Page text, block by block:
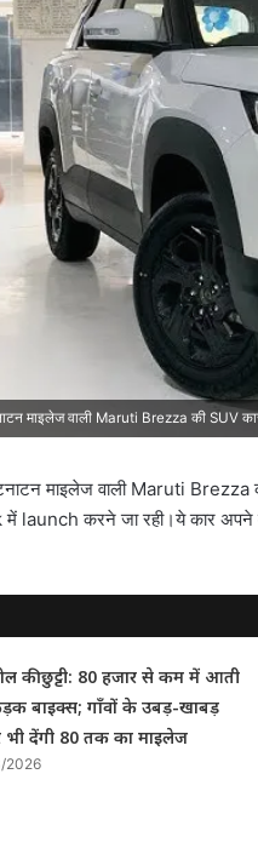
माइलेज वाली Maruti Brezza की SUV
माइलेज वाली Maruti Brezza
launch करने जा रही।ये कार
की छुट्टी: 80 हजार से कम में आती
बाइक्स; गाँवों के उबड़-खाबड़
भी देंगी 80 तक का माइलेज
2026